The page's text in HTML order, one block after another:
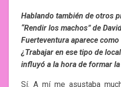
Hablando también de otros
“Rendir los machos” de
Fuerteventura aparece
¿Trabajar en ese tipo de
influyó a la hora de formar
Sí. A mí me asustaba